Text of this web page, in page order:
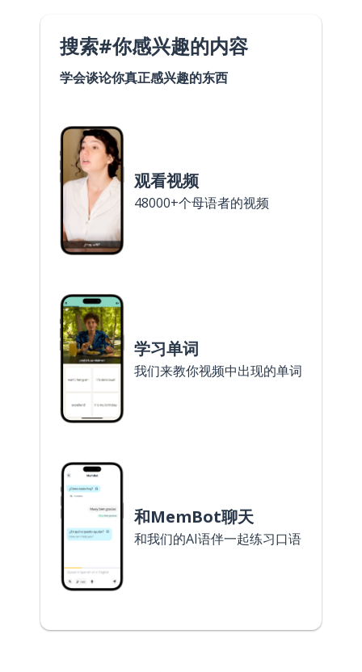
搜索#你感兴趣的内容
学会谈论你真正感兴趣的东西
观看视频
48000+个母语者的视频
学习单词
我们来教你视频中出现的单词
和MemBot聊天
和我们的AI语伴一起练习口语